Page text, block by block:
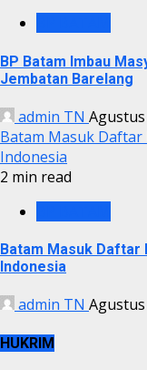
BP Batam Imbau
Jembatan Barelang
admin TN Agustus
Batam Masuk
Indonesia
2 min read
Batam Masuk Daftar
Indonesia
admin TN Agustus
HUKRIM